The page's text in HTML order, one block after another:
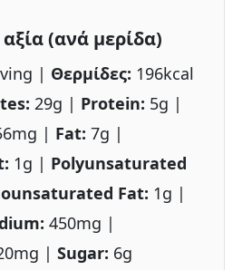
(ανά μερίδα)
| Θερμίδες: 196kcal
29g | Protein: 5g |
| Fat: 7g |
1g | Polyunsaturated
Fat: 1g |
450mg |
| Sugar: 6g